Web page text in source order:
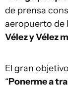
de prensa
aeropuerto de
Vélez y Vélez
El gran
“Ponerme a